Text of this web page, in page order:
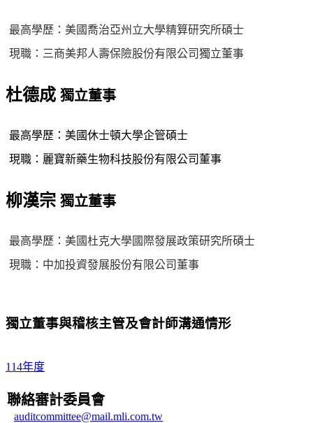
最高學歷：美國喬治亞州立大學精算研究所碩士
現職：三商美邦人壽保險股份有限公司獨立董事
杜德成 獨立董事
最高學歷：美國休士頓大學企管碩士
現職：麗寶新藥生物科技股份有限公司董事
柳漢宗 獨立董事
最高學歷：美國杜克大學國際發展政策研究所碩士
現職：中加投資發展股份有限公司董事
獨立董事與稽核主管及會計師溝通情形
114年度
聯絡審計委員會
auditcommittee@mail.mli.com.tw